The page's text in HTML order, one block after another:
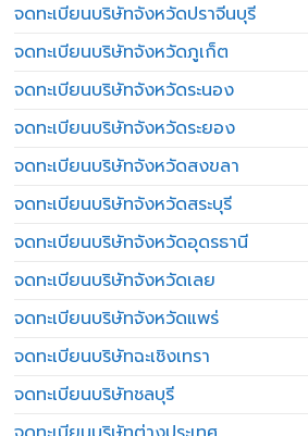
จดทะเบียนบริษัทจังหวัดปราจีนบุรี
จดทะเบียนบริษัทจังหวัดภูเก็ต
จดทะเบียนบริษัทจังหวัดระนอง
จดทะเบียนบริษัทจังหวัดระยอง
จดทะเบียนบริษัทจังหวัดสงขลา
จดทะเบียนบริษัทจังหวัดสระบุรี
จดทะเบียนบริษัทจังหวัดอุดรธานี
จดทะเบียนบริษัทจังหวัดเลย
จดทะเบียนบริษัทจังหวัดแพร่
จดทะเบียนบริษัทฉะเชิงเทรา
จดทะเบียนบริษัทชลบุรี